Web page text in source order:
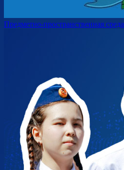
Предметно-пространственная среда